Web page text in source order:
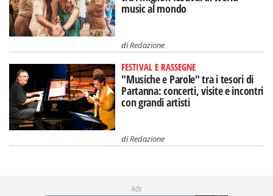
music al mondo
diRedazione
FESTIVAL E RASSEGNE
"Musiche e Parole" tra i tesori di
Partanna: concerti, visite e incontri
con grandi artisti
diRedazione
Adv